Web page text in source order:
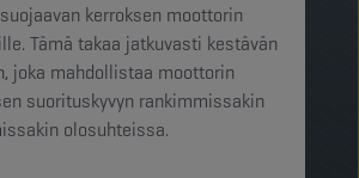
kerroksen moottorin
Tämä takaa jatkuvasti kestävän
joka mahdollistaa moottorin
suorituskyvyn rankimmissakin
olosuhteissa.